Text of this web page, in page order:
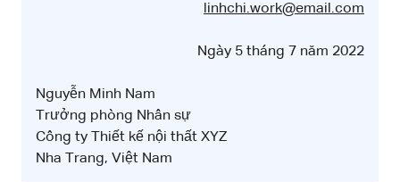
linhchi.work@email.com
Ngày 5 tháng 7 năm 2022
Nguyễn Minh Nam
Trưởng phòng Nhân sự
Công ty Thiết kế nội thất XYZ
Nha Trang, Việt Nam